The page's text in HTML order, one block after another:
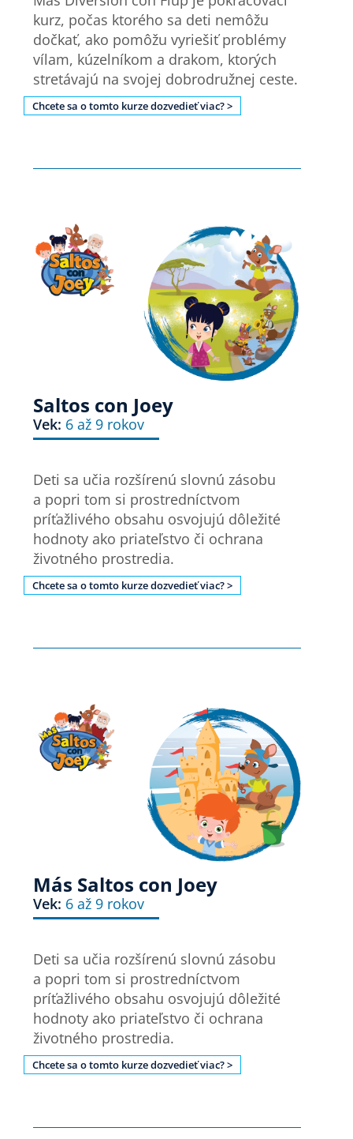
kurz, počas ktorého sa deti nemôžu
dočkať, ako pomôžu vyriešiť problémy
vílam, kúzelníkom a drakom, ktorých
stretávajú na svojej dobrodružnej ceste.
Chcete sa o tomto kurze dozvedieť viac? >
Saltos con Joey
Vek: 6 až 9 rokov
Deti sa učia rozšírenú slovnú zásobu
a popri tom si prostredníctvom
príťažlivého obsahu osvojujú dôležité
hodnoty ako priateľstvo či ochrana
životného prostredia.
Chcete sa o tomto kurze dozvedieť viac? >
Más Saltos con Joey
Vek: 6 až 9 rokov
Deti sa učia rozšírenú slovnú zásobu
a popri tom si prostredníctvom
príťažlivého obsahu osvojujú dôležité
hodnoty ako priateľstvo či ochrana
životného prostredia.
Chcete sa o tomto kurze dozvedieť viac? >